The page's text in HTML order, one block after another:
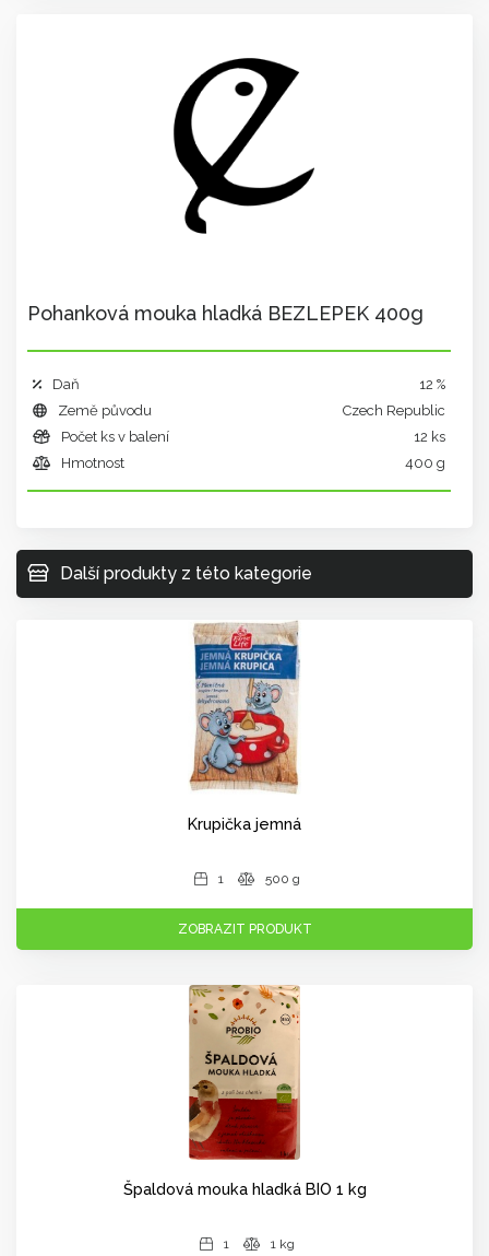
Pohanková mouka hladká BEZLEPEK 400g
Daň
12 %
Země původu
Czech Republic
Počet ks v balení
12 ks
Hmotnost
400 g
Další produkty z této kategorie
Krupička jemná
1 500 g
ZOBRAZIT PRODUKT
Špaldová mouka hladká BIO 1 kg
1 1 kg